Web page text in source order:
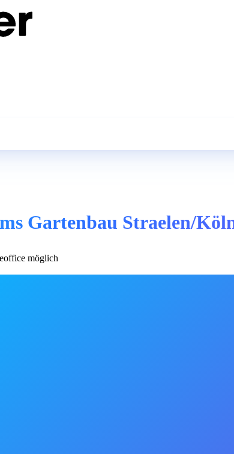
Gartenbau Straelen/
möglich